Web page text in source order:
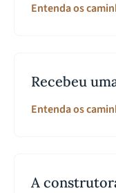
Entenda os
Recebeu
Entenda os
A